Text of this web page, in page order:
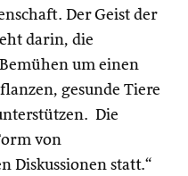
Der Geist der
darin, die
um einen
gesunde Tiere
Die
von
Diskussionen statt.“